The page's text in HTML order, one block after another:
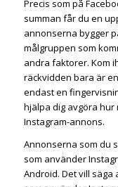
Precis som på
summan får du en
annonserna bygger
målgruppen som
andra faktorer. Kom
räckvidden bara är
endast en
hjälpa dig avgöra hur
Instagram-annons.
Annonserna som du
som använder
Android. Det vill